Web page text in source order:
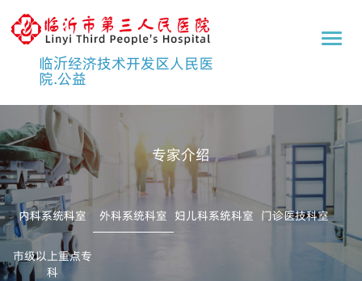
临
三
人
医
临沂经济技术开发区人民医
院.公益
专家介绍
内科系统科室 外科系统科室 妇儿科系统科室 门诊医技科室
市级以上重点专
科